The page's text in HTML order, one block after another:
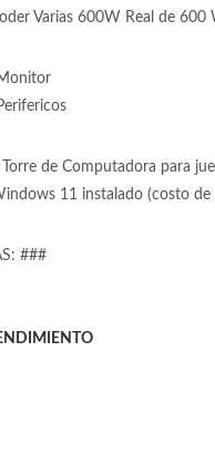
Varias 600W Real de
de Computadora para
11 instalado (costo
###